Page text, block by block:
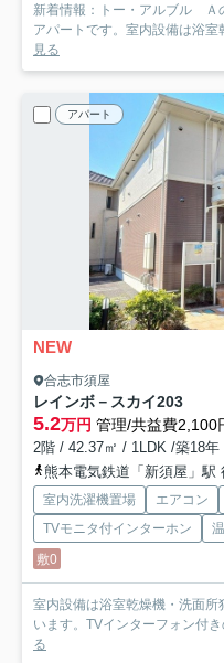
新着情報：トー・アルブル Ａ
アパートです。室内設備は浴室
見る
アパート
NEW
合志市須屋
レインボ－スカイ203
5.2万円 管理/共益費2,100
2階 / 42.37㎡ / 1LDK /築18年
熊本電気鉄道「新須屋」駅
室内洗濯機置場 エアコン
TVモニタ付インターホン
敷0
室内設備は浴室乾燥機・洗面
います。TVインターフォン付
る